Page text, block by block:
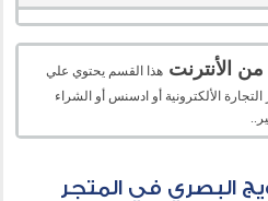
من الأنترنت هذا القسم يحتوي علي
الألكترونية أو ادسنس أو الشراء
البصري في المتجر